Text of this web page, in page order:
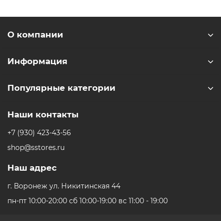
пластинах чтобы аккуратно высушить волосы и создать
секунд бездействия ваш аппарат автоматически
Просто подвигайте ваш прибор чтобы возобновить
О компании
Информация
Популярные категории
Наши контакты
+7 (930) 423-43-56
shop@sstores.ru
Наш адрес
г. Воронеж ул. Никитинская 44
пн-пт 10:00-20:00 сб 10:00-19:00 вс 11:00 - 19:00